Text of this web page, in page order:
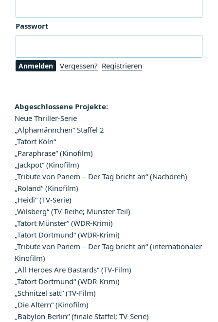
Passwort
Vergessen? Registrieren
Abgeschlossene Projekte:
Neue Thriller-Serie
„Alphamännchen“ Staffel 2
„Tatort Köln“
„Paraphrase“ (Kinofilm)
„Jackpot“ (Kinofilm)
„Tribute von Panem – Der Tag bricht an“ (Nachdreh)
„Roland“ (Kinofilm)
„Heidi“ (TV-Serie)
„Wilsberg“ (TV-Reihe; Münster-Teil)
„Tatort Münster“ (WDR-Krimi)
„Tatort Dortmund“ (WDR-Krimi)
„Tribute von Panem – Der Tag bricht an“ (internationaler
Kinofilm)
„All Heroes Are Bastards“ (TV-Film)
„Tatort Dortmund“ (WDR-Krimi)
„Schnitzel satt“ (TV-Film)
„Die Ältern“ (Kinofilm)
„Babylon Berlin“ (finale Staffel; TV-Serie)